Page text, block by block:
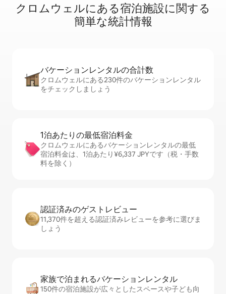
クロムウェルに⁠あ⁠る宿⁠泊⁠施⁠設⁠に関⁠す⁠る
簡⁠単⁠な統⁠計⁠情⁠報
バケーションレ⁠ン⁠タ⁠ル⁠の合⁠計⁠数
クロムウェルにある230件のバケーションレンタル
をチェックしましょう
1泊あたりの最⁠低⁠宿⁠泊⁠料⁠金
クロムウェルにあるバケーションレンタルの最低
宿泊料金は、1泊あたり¥6,337 JPYです（税・手数
料を除く）
認証済みのゲ⁠ス⁠ト⁠レ⁠ビ⁠ュ⁠ー
11,370件を超える認証済みレビューを参考に選びま
しょう
家族で泊まれるバ⁠ケ⁠ー⁠シ⁠ョ⁠ンレ⁠ン⁠タ⁠ル
150件の宿泊施設が広々としたスペースや子ども向